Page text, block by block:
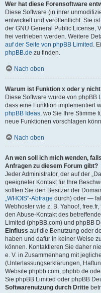
Wer hat diese Forensoftware
Diese Software (in ihrer
entwickelt und veröffentlicht. Sie
der GNU General Public License,
frei vertrieben werden. Weitere
auf der Seite von phpBB Limited .
phpBB.de zu finden.
Nach oben
Warum ist Funktion x oder y
Diese Software wurde von phpBB
dass eine Funktion implementiert
phpBB Ideas, wo Sie Ihre Stimme
neue Funktionen vorschlagen
Nach oben
An wen soll ich mich wenden,
Anfragen zu diesem Forum gibt?
Jeder Administrator, der auf der
geeigneter Kontakt für Ihre
sollten Sie den Besitzer der
„WHOIS“-Abfrage durch) oder —
Webhoster wie z. B. Yahoo!,
den Abuse-Kontakt des
Limited (phpBB.com) und phpBB
Einfluss auf die Benutzung oder
haben und dafür in keiner Weise
können. Kontaktieren Sie daher
e. V. in Zusammenhang mit
(Unterlassungserklärungen,
Website phpbb.com, phpbb.de
Sie phpBB Limited oder phpBB
Softwarenutzung durch Dritte